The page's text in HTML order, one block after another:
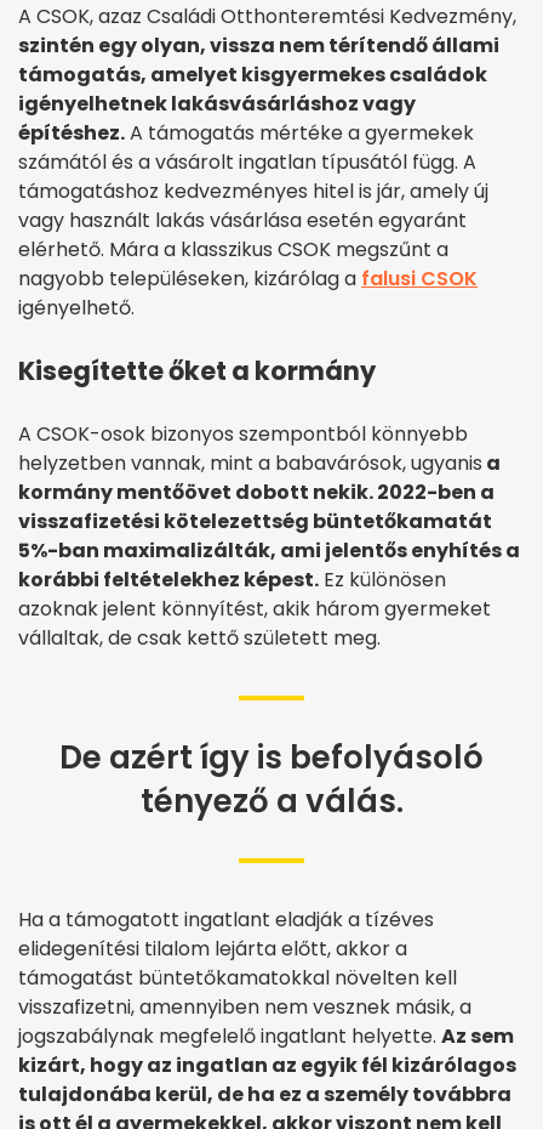
A CSOK, azaz Családi Otthonteremtési Kedvezmény,
szintén egy olyan, vissza nem térítendő állami
támogatás, amelyet kisgyermekes családok
igényelhetnek lakásvásárláshoz vagy
építéshez.A támogatás mértéke a gyermekek
számától és a vásárolt ingatlan típusától függ. A
támogatáshoz kedvezményes hitel is jár, amely új
vagy használt lakás vásárlása esetén egyaránt
elérhető. Mára a klasszikus CSOK megszűnt a
nagyobb településeken, kizárólag a falusi CSOK
igényelhető.
Kisegítette őket a kormány
A CSOK-osok bizonyos szempontból könnyebb
helyzetben vannak, mint a babavárósok, ugyanis a
kormány mentőövet dobott nekik. 2022-ben a
visszafizetési kötelezettség büntetőkamatát
5%-ban maximalizálták, ami jelentős enyhítés a
korábbi feltételekhez képest. Ez különösen
azoknak jelent könnyítést, akik három gyermeket
vállaltak, de csak kettő született meg.
De azért így is befolyásoló
tényező a válás.
Ha a támogatott ingatlant eladják a tízéves
elidegenítési tilalom lejárta előtt, akkor a
támogatást büntetőkamatokkal növelten kell
visszafizetni, amennyiben nem vesznek másik, a
jogszabálynak megfelelő ingatlant helyette. Az sem
kizárt, hogy az ingatlan az egyik fél kizárólagos
tulajdonába kerül, de ha ez a személy továbbra
is ott él a gyermekekkel, akkor viszont nem kell